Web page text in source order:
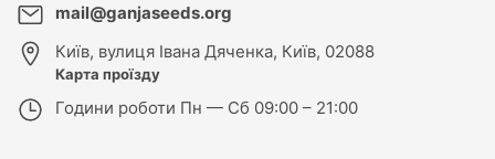
mail@ganjaseeds.org
Київ, вулиця Івана Дяченка, Київ, 02088
Карта проїзду
Години роботи Пн — Сб 09:00 – 21:00